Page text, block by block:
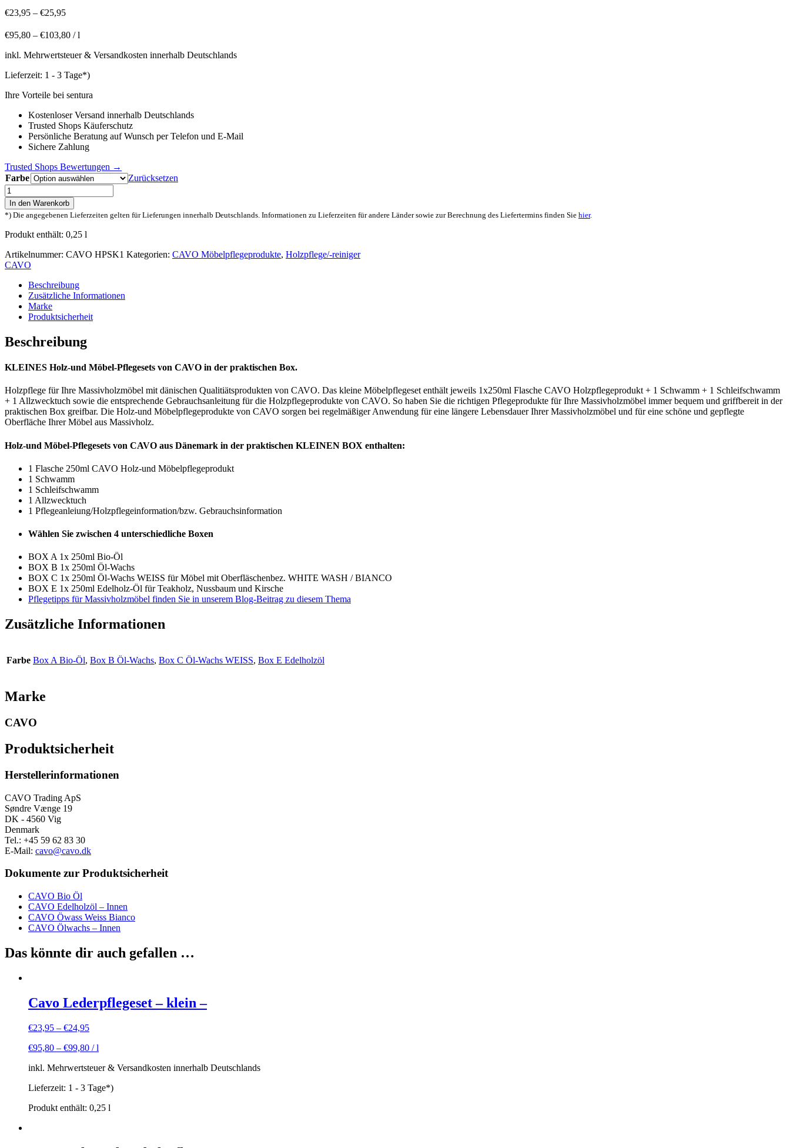
€23,95 – €25,95
€95,80 – €103,80 /l
inkl. Mehrwertsteuer & Versandkosten innerhalb Deutschlands
Lieferzeit: 1 - 3 Tage*)
Ihre Vorteile bei sentura
Kostenloser Versand innerhalb Deutschlands
Trusted Shops Käuferschutz
Persönliche Beratung auf Wunsch per Telefon und E-Mail
Sichere Zahlung
Trusted Shops Bewertungen →
Farbe
Zurücksetzen
Cavo
Holz-
und
Möbel-
Pflegeset
Menge
In den Warenkorb
*) Die angegebenen Lieferzeiten gelten für Lieferungen innerhalb Deutschlands. Informationen zu Lieferzeiten für andere Länder sowie zur Berechnung des Liefertermins finden Sie hier.
Produkt enthält: 0,25 l
Artikelnummer: CAVO HPSK1 Kategorien: CAVO Möbelpflegeprodukte, Holzpflege/-reiniger
CAVO
Beschreibung
Zusätzliche Informationen
Marke
Produktsicherheit
Beschreibung
KLEINES Holz-und Möbel-Pflegesets von CAVO in der praktischen Box.
Holzpflege für Ihre Massivholzmöbel mit dänischen Qualitiätsprodukten von CAVO. Das kleine Möbelpflegeset enthält jeweils 1x250ml Flasche CAVO Holzpflegeprodukt + 1 Schwamm + 1 Schleifschwamm
+ 1 Allzwecktuch sowie die entsprechende Gebrauchsanleitung für die Holzpflegeprodukte von CAVO. So haben Sie die richtigen Pflegeprodukte für Ihre Massivholzmöbel immer bequem und griffbereit in der
praktischen Box greifbar. Die Holz-und Möbelpflegeprodukte von CAVO sorgen bei regelmäßiger Anwendung für eine längere Lebensdauer Ihrer Massivholzmöbel und für eine schöne und gepflegte
Oberfläche Ihrer Möbel aus Massivholz.
Holz-und Möbel-Pflegesets von CAVO aus Dänemark in der praktischen KLEINEN BOX enthalten:
1 Flasche 250ml CAVO Holz-und Möbelpflegeprodukt
1 Schwamm
1 Schleifschwamm
1 Allzwecktuch
1 Pflegeanleiung/Holzpflegeinformation/bzw. Gebrauchsinformation
Wählen Sie zwischen 4 unterschiedliche Boxen
BOX A 1x 250ml Bio-Öl
BOX B 1x 250ml Öl-Wachs
BOX C 1x 250ml Öl-Wachs WEISS für Möbel mit Oberfläschenbez. WHITE WASH / BIANCO
BOX E 1x 250ml Edelholz-Öl für Teakholz, Nussbaum und Kirsche
Pflegetipps für Massivholzmöbel finden Sie in unserem Blog-Beitrag zu diesem Thema
Zusätzliche Informationen
Farbe Box A Bio-Öl, Box B Öl-Wachs, Box C Öl-Wachs WEISS, Box E Edelholzöl
Marke
CAVO
Produktsicherheit
Herstellerinformationen
CAVO Trading ApS
Søndre Vænge 19
DK - 4560 Vig
Denmark
Tel.: +45 59 62 83 30
E-Mail: cavo@cavo.dk
Dokumente zur Produktsicherheit
CAVO Bio Öl
CAVO Edelholzöl – Innen
CAVO Öwass Weiss Bianco
CAVO Ölwachs – Innen
Das könnte dir auch gefallen …
Cavo Lederpflegeset – klein –
€23,95 – €24,95
€95,80 – €99,80 /l
inkl. Mehrwertsteuer & Versandkosten innerhalb Deutschlands
Lieferzeit: 1 - 3 Tage*)
Produkt enthält: 0,25 l